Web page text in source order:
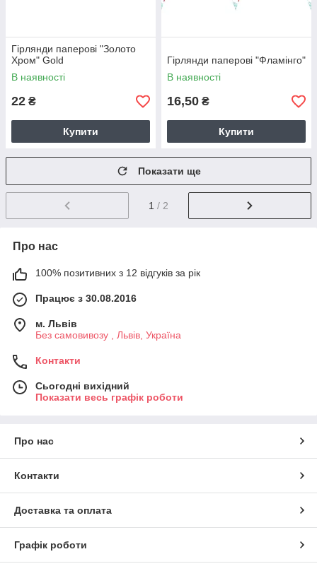
Гірлянди паперові "Золото
Хром" Gold
В наявності
22 ₴
Купити
Гірлянди паперові "Фламінго"
В наявності
16,50 ₴
Купити
Показати ще
1 / 2
Про нас
100% позитивних з 12 відгуків за рік
Працює з 30.08.2016
м. Львів
Без самовивозу , Львів, Україна
Контакти
Сьогодні вихідний
Показати весь графік роботи
Про нас
Контакти
Доставка та оплата
Графік роботи